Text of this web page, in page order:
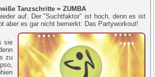
Tanzschritte = ZUMBA
auf. Der "Suchtfaktor" ist hoch, denn es ist
aber es gar nicht bemerkt: Das Partyworkout!
sie
zu